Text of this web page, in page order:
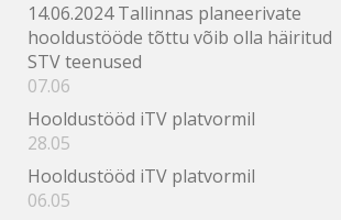
14.06.2024 Tallinnas planeerivate
hooldustööde tõttu võib olla häiritud
STV teenused
07.06
Hooldustööd iTV platvormil
28.05
Hooldustööd iTV platvormil
06.05